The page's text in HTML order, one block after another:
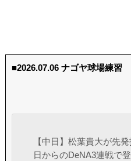
■2026.07.06 ナゴヤ球場練習
【中日】松葉貴大が先
日からのDeNA3連戦で